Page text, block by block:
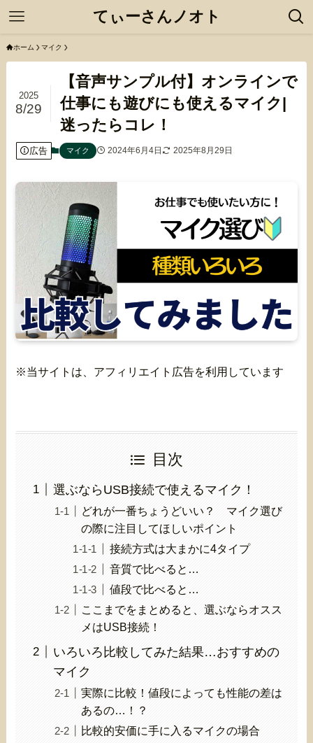
てぃーさんノオト
ホーム マイク
【音声サンプル付】オンラインで
仕事にも遊びにも使えるマイク|
迷ったらコレ！
2025
8/29
広告 マイク 2024年6月4日 2025年8月29日
※当サイトは、アフィリエイト広告を利用しています
目次
選ぶならUSB接続で使えるマイク！
どれが一番ちょうどいい？ マイク選び
の際に注目してほしいポイント
接続方式は大まかに4タイプ
音質で比べると…
値段で比べると…
ここまでをまとめると、選ぶならオスス
メはUSB接続！
いろいろ比較してみた結果…おすすめの
マイク
実際に比較！値段によっても性能の差は
あるの…！？
比較的安価に手に入るマイクの場合